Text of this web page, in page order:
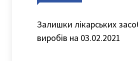
Залишки лікарських
виробів на 03.02.2021